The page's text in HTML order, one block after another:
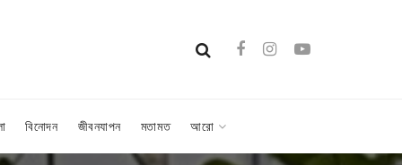
বিনোদন জীবনযাপন মতামত আরো